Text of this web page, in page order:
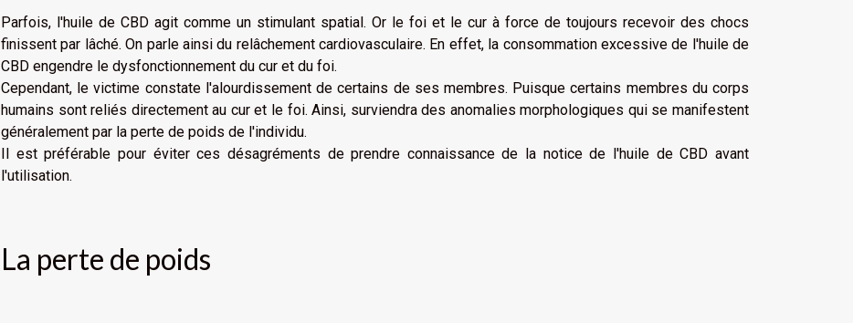
Parfois, l'huile de CBD agit comme un stimulant spatial. Or le foi et le cur à force de toujours recevoir des chocs
finissent par lâché. On parle ainsi du relâchement cardiovasculaire. En effet, la consommation excessive de l'huile de
CBD engendre le dysfonctionnement du cur et du foi.
Cependant, le victime constate l'alourdissement de certains de ses membres. Puisque certains membres du corps
humains sont reliés directement au cur et le foi. Ainsi, surviendra des anomalies morphologiques qui se manifestent
généralement par la perte de poids de l'individu.
Il est préférable pour éviter ces désagréments de prendre connaissance de la notice de l'huile de CBD avant
l'utilisation.
La perte de poids